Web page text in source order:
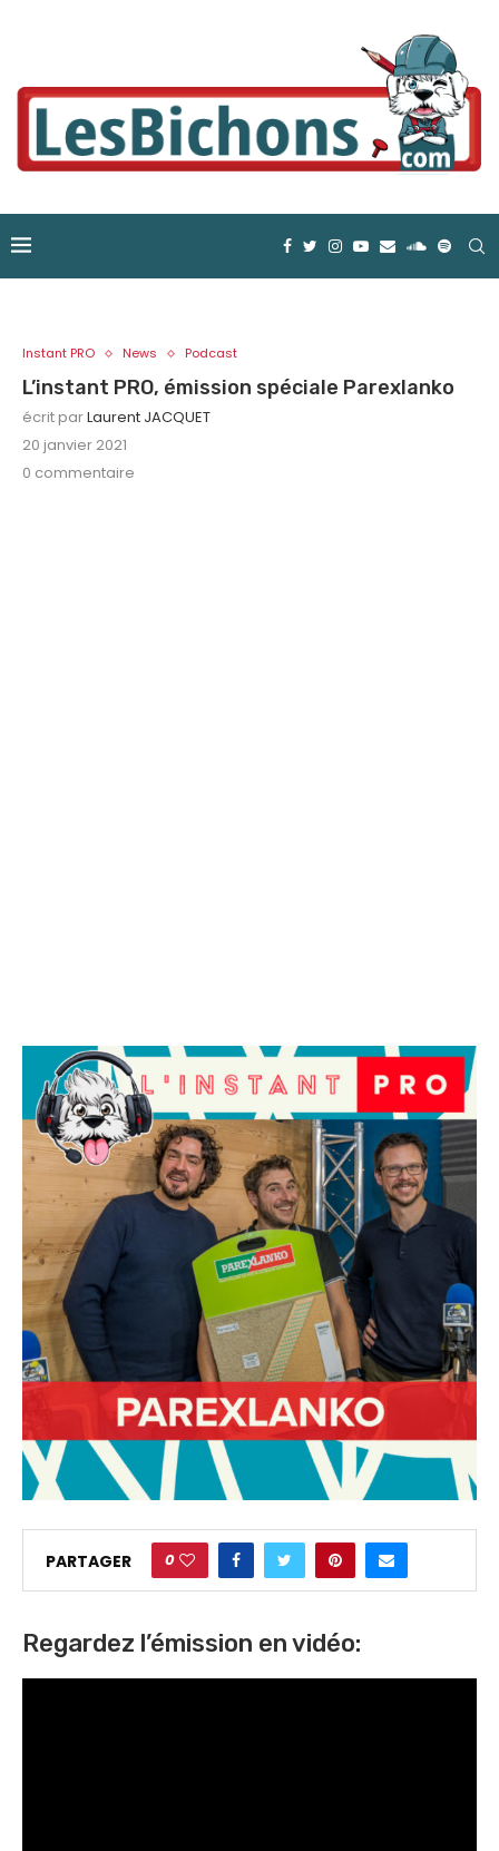
Instant PRO News Podcast
L’instant PRO, émission spéciale Parexlanko
écrit parLaurent JACQUET
20 janvier 2021
0 commentaire
PARTAGER 0
Regardez l’émission en vidéo: